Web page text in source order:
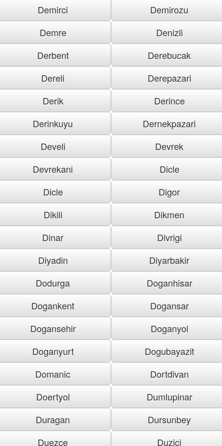
Demirci
Demirozu
Demre
Denizli
Derbent
Derebucak
Dereli
Derepazari
Derik
Derince
Derinkuyu
Dernekpazari
Develi
Devrek
Devrekani
Dicle
Dicle
Digor
Dikili
Dikmen
Dinar
Divrigi
Diyadin
Diyarbakir
Dodurga
Doganhisar
Dogankent
Dogansar
Dogansehir
Doganyol
Doganyurt
Dogubayazit
Domanic
Dortdivan
Doertyol
Dumlupinar
Duragan
Dursunbey
Duezce
Duzici